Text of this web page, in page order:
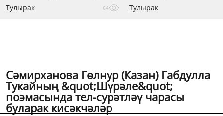
Тулырак 64 Тулырак
Сәмирханова Гөлнур (Казан) Габдулла
Тукайның &quot;Шүрәле&quot;
поэмасында тел-сурәтләү чарасы
буларак кисәкчәләр